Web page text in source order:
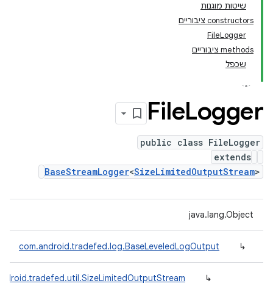
שיטות מוגנות
‫constructors ציבוריים
FileLogger
‫methods ציבוריים
שכפל
FileLogger
public class FileLogger
extends
BaseStreamLogger<SizeLimitedOutputStream>
java.lang.Object
↳
com.android.tradefed.log.BaseLeveledLogOutput
↳